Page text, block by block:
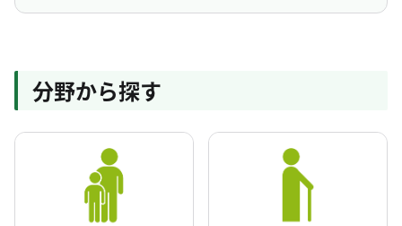
2026年7月22日
支援地域協議会の開催について
2026年7月16日
福祉局
７月16日 共生社会の理念に賛同する企業・団
体を募集します
分野から探す